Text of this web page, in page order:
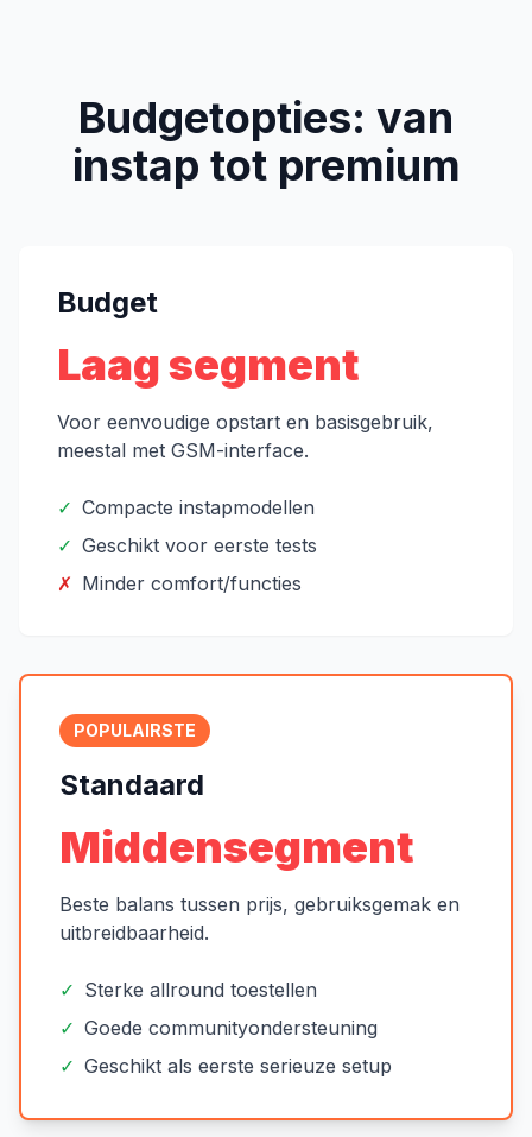
Budgetopties: van
instap tot premium
Budget
Laag segment
Voor eenvoudige opstart en basisgebruik,
meestal met GSM-interface.
✓ Compacte instapmodellen
✓ Geschikt voor eerste tests
✗ Minder comfort/functies
POPULAIRSTE
Standaard
Middensegment
Beste balans tussen prijs, gebruiksgemak en
uitbreidbaarheid.
✓ Sterke allround toestellen
✓ Goede communityondersteuning
✓ Geschikt als eerste serieuze setup